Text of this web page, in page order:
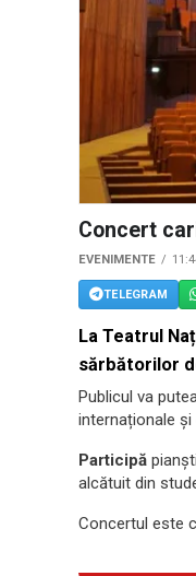
Concert
EVENIMENTE
TELEGRAM
La Teatrul
sărbătorilor
Publicul va
internaționale
Participă
alcătuit din
Concertul este